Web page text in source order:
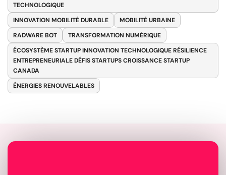
TECHNOLOGIQUE
INNOVATION MOBILITÉ DURABLE
MOBILITÉ URBAINE
RADWARE BOT
TRANSFORMATION NUMÉRIQUE
ÉCOSYSTÈME STARTUP INNOVATION TECHNOLOGIQUE RÉSILIENCE
ENTREPRENEURIALE DÉFIS STARTUPS CROISSANCE STARTUP
CANADA
ÉNERGIES RENOUVELABLES